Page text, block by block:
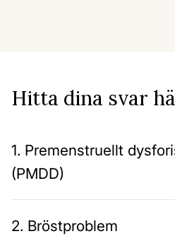
Hitta dina svar
1. Premenstruellt
(PMDD)
2. Bröstproblem